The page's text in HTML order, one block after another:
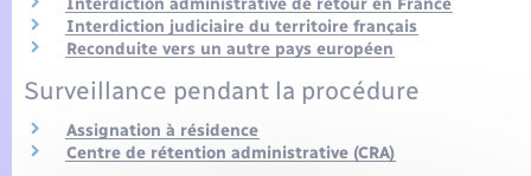
Interdiction administrative de retour en France
Interdiction judiciaire du territoire français
Reconduite vers un autre pays européen
Surveillance pendant la procédure
Assignation à résidence
Centre de rétention administrative (CRA)